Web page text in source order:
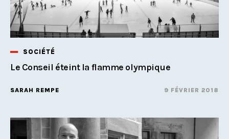
SOCIÉTÉ
Le Conseil éteint la flamme olympique
SARAH REMPE 9 FÉVRIER 2018